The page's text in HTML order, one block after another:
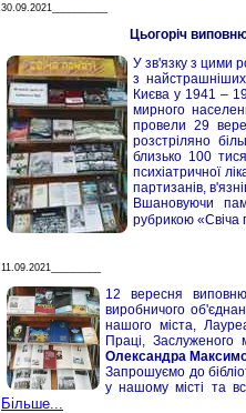
30.09.2021__________
Цьогоріч
У зв'язку з цими
з найстрашніших
Києва у 1941 –
мирного
провели 29
розстріляно
близько 100
психіатричної
партизанів,
Вшановуючи
рубрикою «Свіча
11.09.2021_________
12 вересня
виробничого
нашого міста,
Праці, Заслуженого
Олександра
Запрошуємо до
у нашому місті та
Більше...